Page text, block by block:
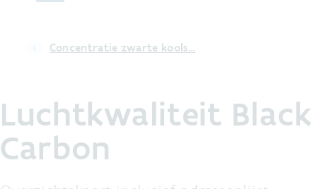
Concentratie zwarte kools…
Luchtkwaliteit Black
Carbon